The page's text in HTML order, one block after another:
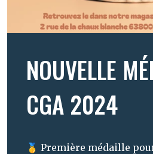
NOUVELLE
CGA 2024
🥇 Première médaille